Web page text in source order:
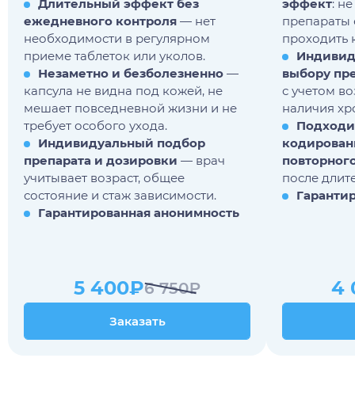
Длительный эффект без
ежедневного контроля — нет
необходимости в регулярном
приеме таблеток или уколов.
Незаметно и безболезненно —
капсула не видна под кожей, не
мешает повседневной жизни и не
требует особого ухода.
Индивидуальный подбор
препарата и дозировки — врач
учитывает возраст, общее
состояние и стаж зависимости.
Гарантированная анонимность
5 400₽6 750₽
Заказать
Заказать
эффект:
препараты
проходить
выбору
с учетом
наличия
после
4